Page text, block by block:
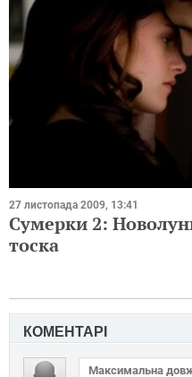
27 листопада 2009, 13:41
Сумерки 2:
тоска
КОМЕНТАРІ